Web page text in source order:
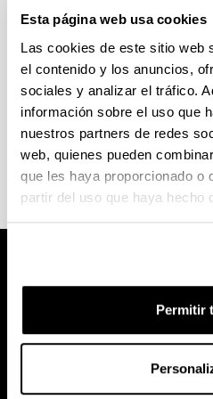
Esta página web usa cookies
Las cookies de este sitio web
el contenido y los anuncios,
sociales y analizar el tráfico.
información sobre el uso que
nuestros partners de redes
web, quienes pueden
que les haya proporcionado o
partir del uso que haya hecho
Permitir
Contacto
Técnico del Servicio
Dra. Azucena González
Email:
Teléfono (despacho):